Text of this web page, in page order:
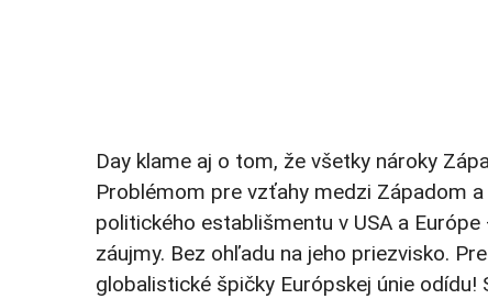
Day klame aj o tom, že všetky nároky
Problémom pre vzťahy medzi Západom
politického establišmentu v USA a
záujmy. Bez ohľadu na jeho priezvisko.
globalistické špičky Európskej únie